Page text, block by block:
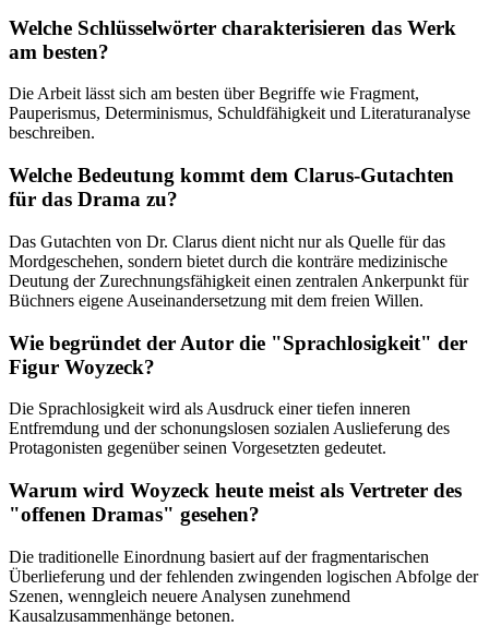
Welche Schlüsselwörter charakterisieren das Werk
am besten?
Die Arbeit lässt sich am besten über Begriffe wie Fragment,
Pauperismus, Determinismus, Schuldfähigkeit und Literaturanalyse
beschreiben.
Welche Bedeutung kommt dem Clarus-Gutachten
für das Drama zu?
Das Gutachten von Dr. Clarus dient nicht nur als Quelle für das
Mordgeschehen, sondern bietet durch die konträre medizinische
Deutung der Zurechnungsfähigkeit einen zentralen Ankerpunkt für
Büchners eigene Auseinandersetzung mit dem freien Willen.
Wie begründet der Autor die "Sprachlosigkeit" der
Figur Woyzeck?
Die Sprachlosigkeit wird als Ausdruck einer tiefen inneren
Entfremdung und der schonungslosen sozialen Auslieferung des
Protagonisten gegenüber seinen Vorgesetzten gedeutet.
Warum wird Woyzeck heute meist als Vertreter des
"offenen Dramas" gesehen?
Die traditionelle Einordnung basiert auf der fragmentarischen
Überlieferung und der fehlenden zwingenden logischen Abfolge der
Szenen, wenngleich neuere Analysen zunehmend
Kausalzusammenhänge betonen.